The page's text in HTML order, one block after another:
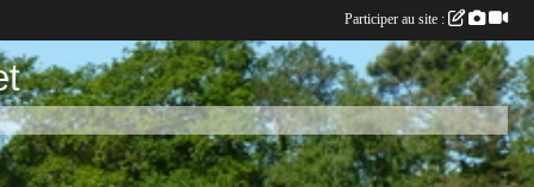
Participer au site :